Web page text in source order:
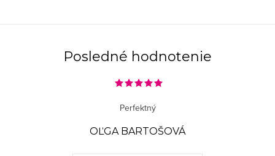
Posledné hodnotenie
Perfektný
OĽGA BARTOŠOVÁ